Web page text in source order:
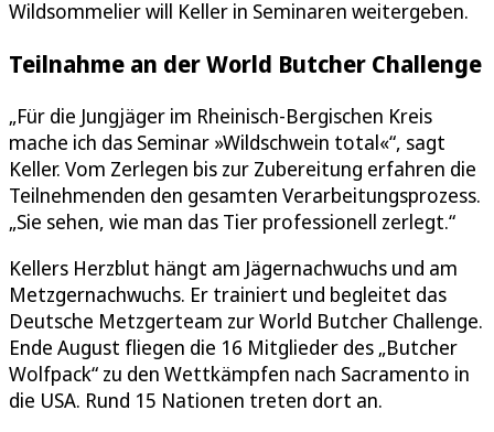
Wildsommelier will Keller in Seminaren weitergeben.
Teilnahme an der World Butcher Challenge
„Für die Jungjäger im Rheinisch-Bergischen Kreis
mache ich das Seminar »Wildschwein total«“, sagt
Keller. Vom Zerlegen bis zur Zubereitung erfahren die
Teilnehmenden den gesamten Verarbeitungsprozess.
„Sie sehen, wie man das Tier professionell zerlegt.“
Kellers Herzblut hängt am Jägernachwuchs und am
Metzgernachwuchs. Er trainiert und begleitet das
Deutsche Metzgerteam zur World Butcher Challenge.
Ende August fliegen die 16 Mitglieder des „Butcher
Wolfpack“ zu den Wettkämpfen nach Sacramento in
die USA. Rund 15 Nationen treten dort an.